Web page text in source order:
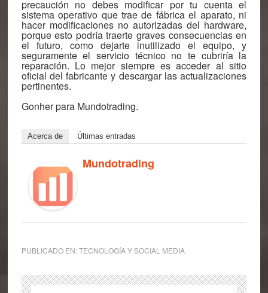
precaución no debes modificar por tu cuenta el
sistema operativo que trae de fábrica el aparato, ni
hacer modificaciones no autorizadas del hardware,
porque esto podría traerte graves consecuencias en
el futuro, como dejarte inutilizado el equipo, y
seguramente el servicio técnico no te cubriría la
reparación. Lo mejor siempre es acceder al sitio
oficial del fabricante y descargar las actualizaciones
pertinentes.
Gonher para Mundotrading.
Acerca de Últimas entradas
Mundotrading
PUBLICADO EN:TECNOLOGÍA Y SOCIAL MEDIA